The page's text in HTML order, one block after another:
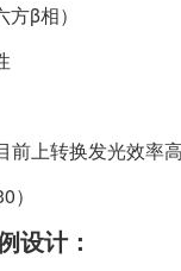
β相）
上转换发光效率高
）
设计：